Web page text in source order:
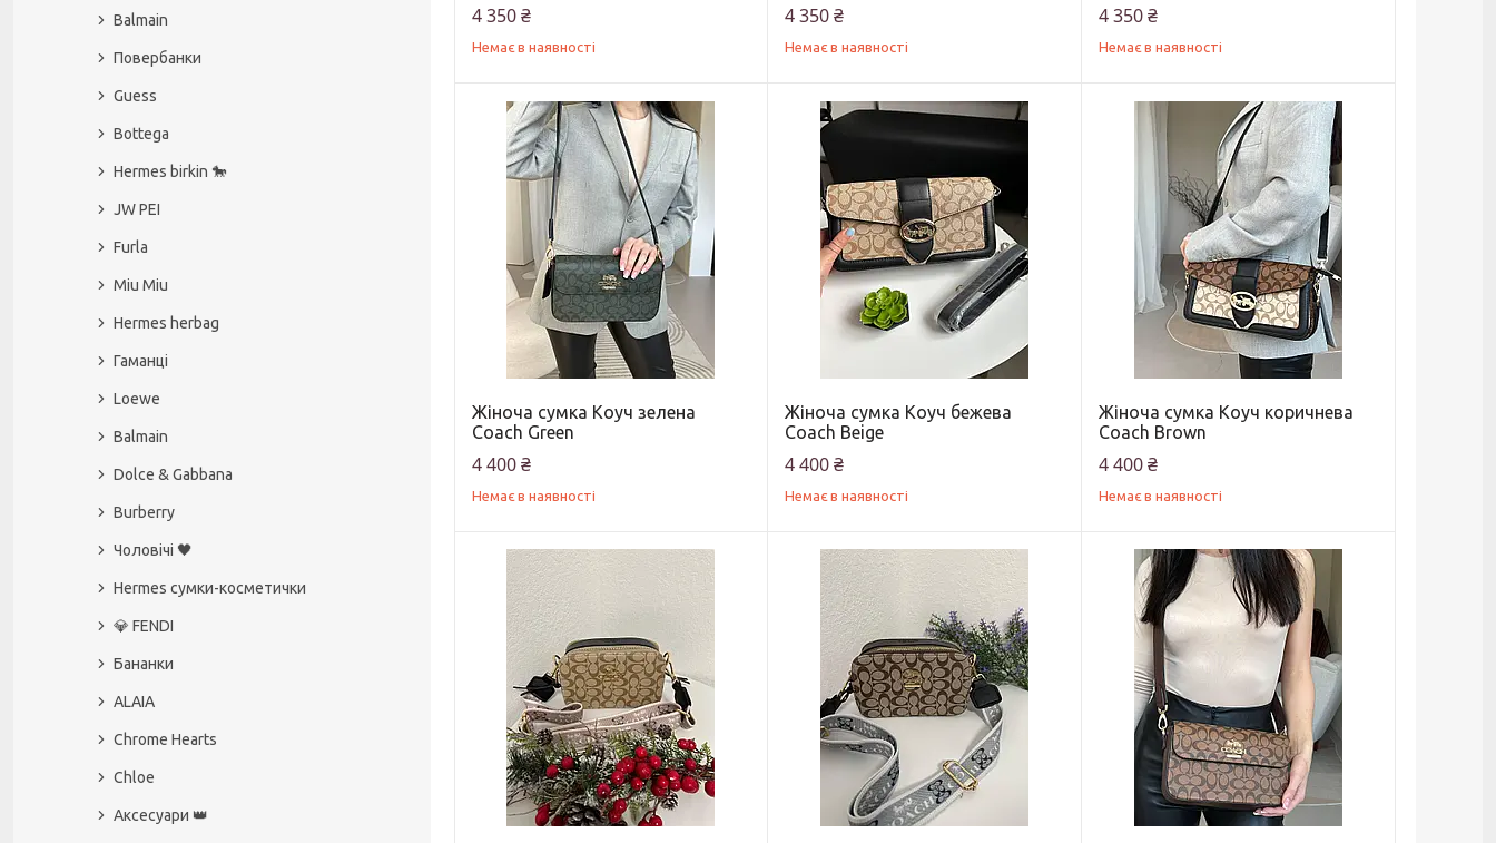
4 350 ₴
Немає в наявності
4 350 ₴
Немає в наявності
4 350 ₴
Немає в наявності
Жіноча сумка Коуч зелена
Coach Green
4 400 ₴
Немає в наявності
Жіноча сумка Коуч бежева
Coach Beige
4 400 ₴
Немає в наявності
Жіноча сумка Коуч коричнева
Coach Brown
4 400 ₴
Немає в наявності
Balmain
Повербанки
Guess
Bottega
Hermes birkin 🐎
JW PEI
Furla
Miu Miu
Hermes herbag
Гаманці
Loewe
Balmain
Dolce & Gabbana
Burberry
Чоловічі 🖤
Hermes сумки-косметички
💎 FENDI⠀⠀⠀⠀⠀⠀⠀⠀⠀⠀⠀⠀⠀
Бананки
ALAIA
Chrome Hearts
Chloe
Аксесуари 👑